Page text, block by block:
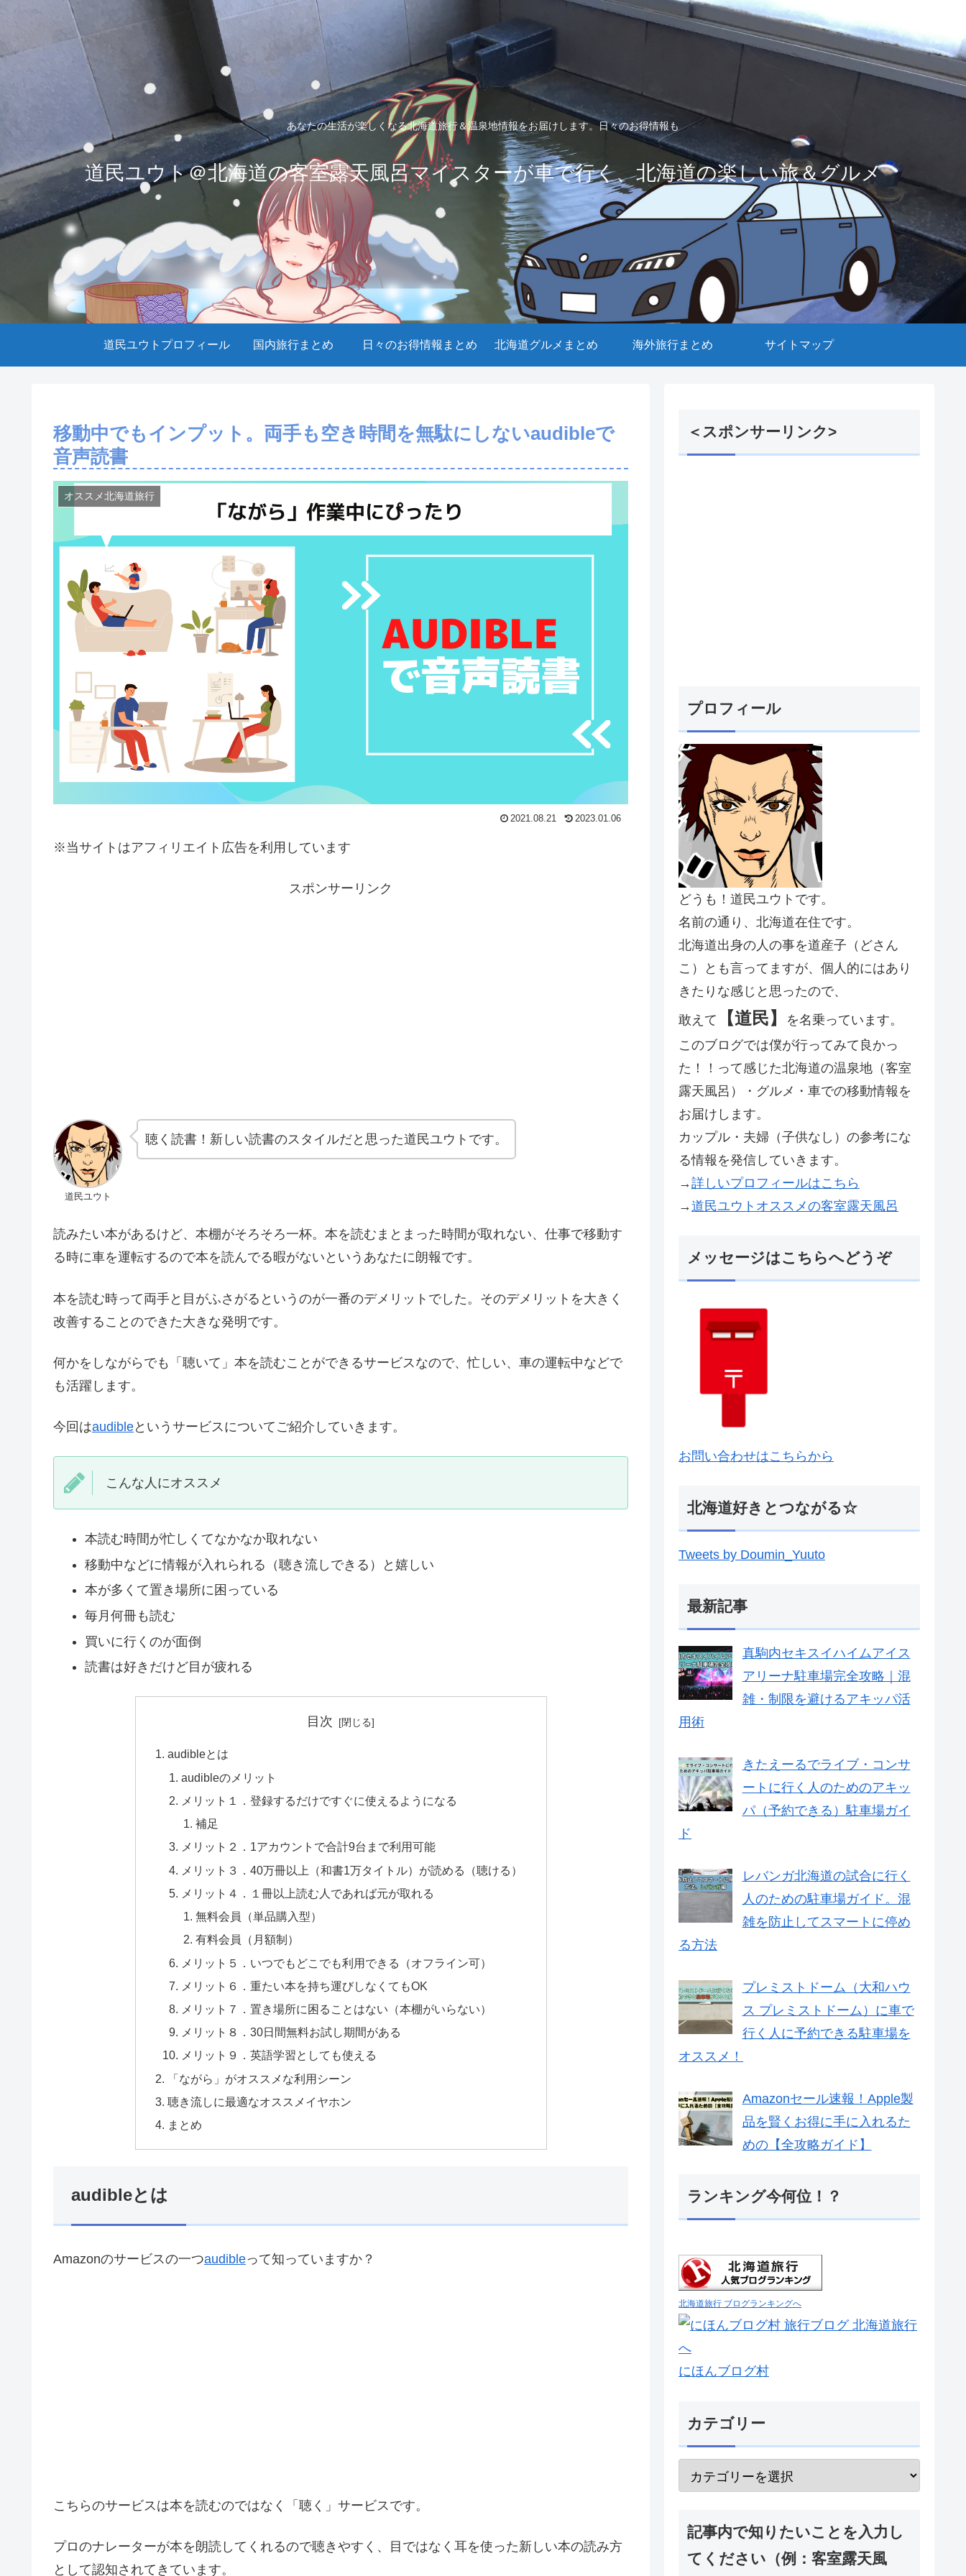
あなたの生活が楽しくなる北海道旅行＆温泉地情報をお届けします。日々のお得情報も
道民ユウト＠北海道の客室露天風呂マイスターが車で行く、北海道の楽しい旅＆グルメ
道民ユウトプロフィール 国内旅行まとめ 日々のお得情報まとめ 北海道グルメまとめ 海外旅行まとめ サイトマップ
移動中でもインプット。両手も空き時間を無駄にしないaudibleで
音声読書
オススメ北海道旅行
2021.08.21 2023.01.06
※当サイトはアフィリエイト広告を利用しています
スポンサーリンク
道民ユウト
聴く読書！新しい読書のスタイルだと思った道民ユウトです。
読みたい本があるけど、本棚がそろそろ一杯。本を読むまとまった時間が取れない、仕事で移動す
る時に車を運転するので本を読んでる暇がないというあなたに朗報です。
本を読む時って両手と目がふさがるというのが一番のデメリットでした。そのデメリットを大きく
改善することのできた大きな発明です。
何かをしながらでも「聴いて」本を読むことができるサービスなので、忙しい、車の運転中などで
も活躍します。
今回はaudibleというサービスについてご紹介していきます。
こんな人にオススメ
本読む時間が忙しくてなかなか取れない
移動中などに情報が入れられる（聴き流しできる）と嬉しい
本が多くて置き場所に困っている
毎月何冊も読む
買いに行くのが面倒
読書は好きだけど目が疲れる
目次
audibleとは
audibleのメリット
メリット１．登録するだけですぐに使えるようになる
補足
メリット２．1アカウントで合計9台まで利用可能
メリット３．40万冊以上（和書1万タイトル）が読める（聴ける）
メリット４．１冊以上読む人であれば元が取れる
無料会員（単品購入型）
有料会員（月額制）
メリット５．いつでもどこでも利用できる（オフライン可）
メリット６．重たい本を持ち運びしなくてもOK
メリット７．置き場所に困ることはない（本棚がいらない）
メリット８．30日間無料お試し期間がある
メリット９．英語学習としても使える
「ながら」がオススメな利用シーン
聴き流しに最適なオススメイヤホン
まとめ
audibleとは
Amazonのサービスの一つaudibleって知っていますか？
こちらのサービスは本を読むのではなく「聴く」サービスです。
プロのナレーターが本を朗読してくれるので聴きやすく、目ではなく耳を使った新しい本の読み方
として認知されてきています。
＜スポンサーリンク>
プロフィール
どうも！道民ユウトです。
名前の通り、北海道在住です。
北海道出身の人の事を道産子（どさん
こ）とも言ってますが、個人的にはあり
きたりな感じと思ったので、
敢えて
【道民】
を名乗っています。
このブログでは僕が行ってみて良かっ
た！！って感じた北海道の温泉地（客室
露天風呂）・グルメ・車での移動情報を
お届けします。
カップル・夫婦（子供なし）の参考にな
る情報を発信していきます。
→詳しいプロフィールはこちら
→道民ユウトオススメの客室露天風呂
メッセージはこちらへどうぞ
お問い合わせはこちらから
北海道好きとつながる☆
Tweets by Doumin_Yuuto
最新記事
真駒内セキスイハイムアイス
アリーナ駐車場完全攻略｜混
雑・制限を避けるアキッパ活
用術
きたえーるでライブ・コンサ
ートに行く人のためのアキッ
パ（予約できる）駐車場ガイ
ド
レバンガ北海道の試合に行く
人のための駐車場ガイド。混
雑を防止してスマートに停め
る方法
プレミストドーム（大和ハウ
ス プレミストドーム）に車で
行く人に予約できる駐車場を
オススメ！
Amazonセール速報！Apple製
品を賢くお得に手に入れるた
めの【全攻略ガイド】
ランキング今何位！？
北海道旅行 ブログランキングへ
にほんブログ村
カテゴリー
記事内で知りたいことを入力し
てください（例：客室露天風